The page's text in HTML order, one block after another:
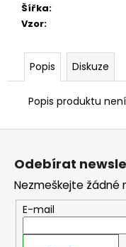
Šířka:
Vzor:
Popis Diskuze
Popis produktu
Z
Odebírat
Nezmeškejte žádné
E-mail